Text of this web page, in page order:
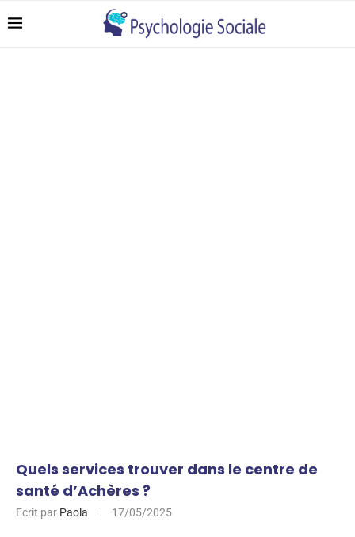
Quels services trouver dans le centre de
santé d’Achères ?
Ecrit par Paola 17/05/2025